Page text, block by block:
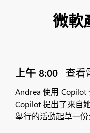
微軟
上午 8:00 查看
Andrea 使用 Copilot
Copilot 提出了來自
舉行的活動起草一份